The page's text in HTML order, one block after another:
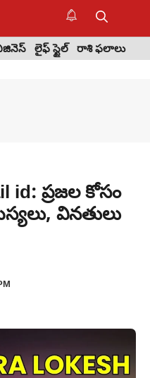
లైఫ్ స్టైల్ రాశి ఫలాలు
id: ప్రజల కోసం
వినతులు